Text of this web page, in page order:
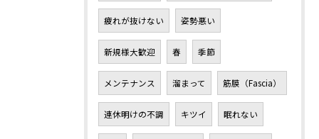
疲れが抜けない 姿勢悪い
新規様大歓迎 春 季節
メンテナンス 溜まって 筋膜（Fascia）
連休明けの不調 キツイ 眠れない